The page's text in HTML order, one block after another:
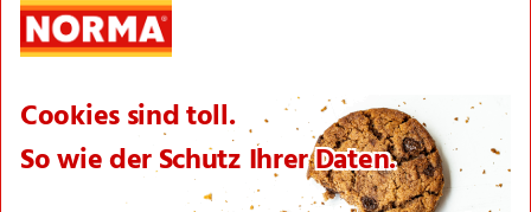
Verantwortung
Aktionsartikel
Einkaufsliste
Zahlungsabwicklung
NORMA bei Facebook & Instagram
Barrierefreiheitserklärung